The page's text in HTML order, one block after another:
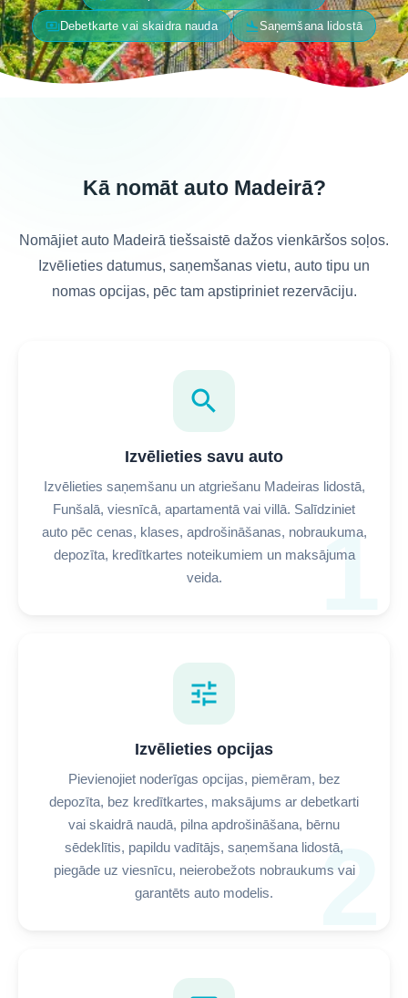
paymentsDebetkarte vai skaidra nauda flight_landSaņemšana lidostā
Kā nomāt auto Madeirā?
Nomājiet auto Madeirā tiešsaistē dažos vienkāršos soļos.
Izvēlieties datumus, saņemšanas vietu, auto tipu un
nomas opcijas, pēc tam apstipriniet rezervāciju.
1
search
Izvēlieties savu auto
Izvēlieties saņemšanu un atgriešanu Madeiras lidostā,
Funšalā, viesnīcā, apartamentā vai villā. Salīdziniet
auto pēc cenas, klases, apdrošināšanas, nobraukuma,
depozīta, kredītkartes noteikumiem un maksājuma
veida.
2
tune
Izvēlieties opcijas
Pievienojiet noderīgas opcijas, piemēram, bez
depozīta, bez kredītkartes, maksājums ar debetkarti
vai skaidrā naudā, pilna apdrošināšana, bērnu
sēdeklītis, papildu vadītājs, saņemšana lidostā,
piegāde uz viesnīcu, neierobežots nobraukums vai
garantēts auto modelis.